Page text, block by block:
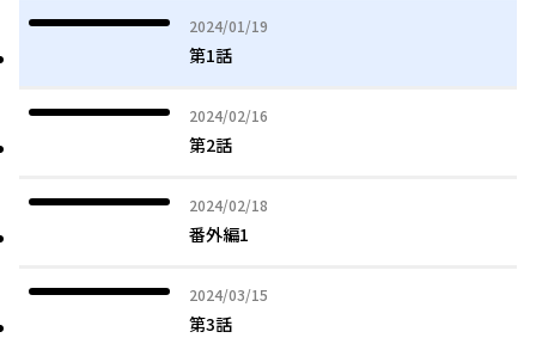
2024/01/19
2024年01月19日
第1話
2024/02/16
2024年02月16日
第2話
2024/02/18
2024年02月18日
番外編1
2024/03/15
2024年03月15日
第3話